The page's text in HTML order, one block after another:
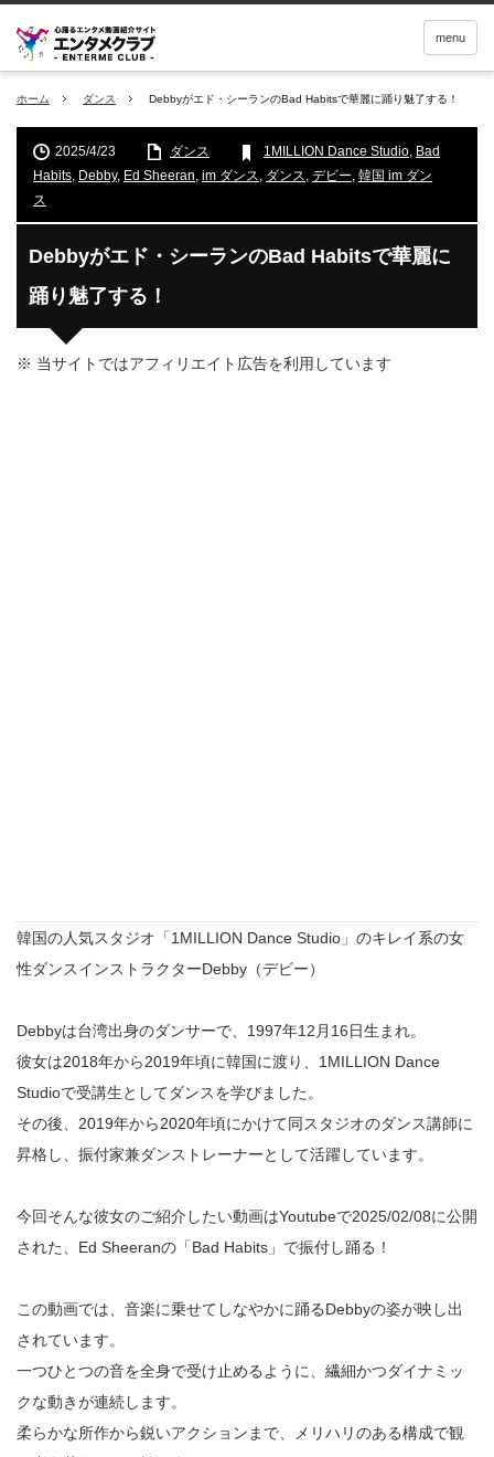
menu
ホーム ダンス Debbyがエド・シーランのBad Habitsで華麗に踊り魅了する！
2025/4/23 ダンス 1MILLION Dance Studio, Bad
Habits, Debby, Ed Sheeran, im ダンス, ダンス, デビー, 韓国 im ダン
ス
Debbyがエド・シーランのBad Habitsで華麗に
踊り魅了する！
※ 当サイトではアフィリエイト広告を利用しています
韓国の人気スタジオ「1MILLION Dance Studio」のキレイ系の女
性ダンスインストラクターDebby（デビー）
Debbyは台湾出身のダンサーで、1997年12月16日生まれ。
彼女は2018年から2019年頃に韓国に渡り、1MILLION Dance
Studioで受講生としてダンスを学びました。
その後、2019年から2020年頃にかけて同スタジオのダンス講師に
昇格し、振付家兼ダンストレーナーとして活躍しています。
今回そんな彼女のご紹介したい動画はYoutubeで2025/02/08に公開
された、Ed Sheeranの「Bad Habits」で振付し踊る！
この動画では、音楽に乗せてしなやかに踊るDebbyの姿が映し出
されています。
一つひとつの音を全身で受け止めるように、繊細かつダイナミッ
クな動きが連続します。
柔らかな所作から鋭いアクションまで、メリハリのある構成で観